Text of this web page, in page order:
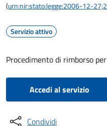
(urn:nir:stato:legge:2006-12-
Servizio attivo
Procedimento di rimborso
Accedi al servizio
Condividi